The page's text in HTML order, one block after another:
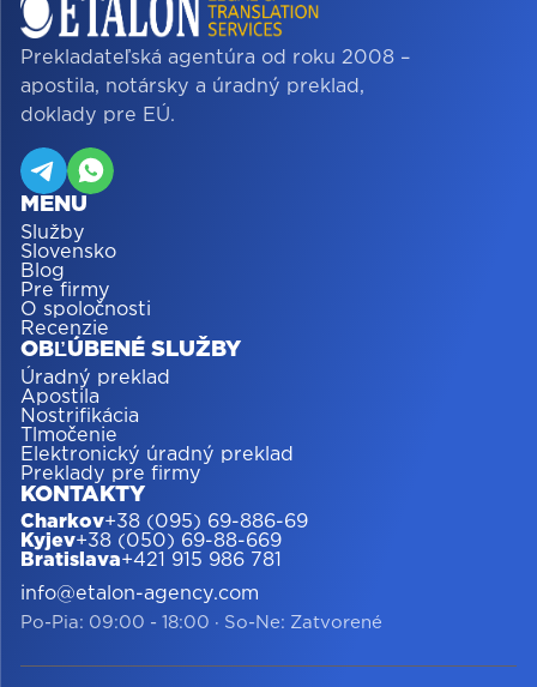
Prekladateľská agentúra od roku 2008 –
apostila, notársky a úradný preklad,
doklady pre EÚ.
MENU
Služby
Slovensko
Blog
Pre firmy
O spoločnosti
Recenzie
OBĽÚBENÉ SLUŽBY
Úradný preklad
Apostila
Nostrifikácia
Tlmočenie
Elektronický úradný preklad
Preklady pre firmy
KONTAKTY
Charkov+38 (095) 69-886-69
Kyjev+38 (050) 69-88-669
Bratislava+421 915 986 781
info@etalon-agency.com
Po-Pia: 09:00 - 18:00 · So-Ne: Zatvorené